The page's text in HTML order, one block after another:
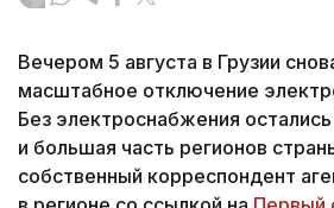
Вечером 5 августа в Грузии
масштабное отключение
Без электроснабжения
и большая часть регионов
собственный корреспондент